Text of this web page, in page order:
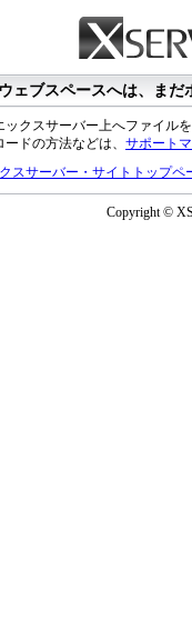
ェブスペースへは、ま
ックスサーバー上へファイル
ードの方法などは、 サポート
スサーバー・サイトトップペ
Copyright ©